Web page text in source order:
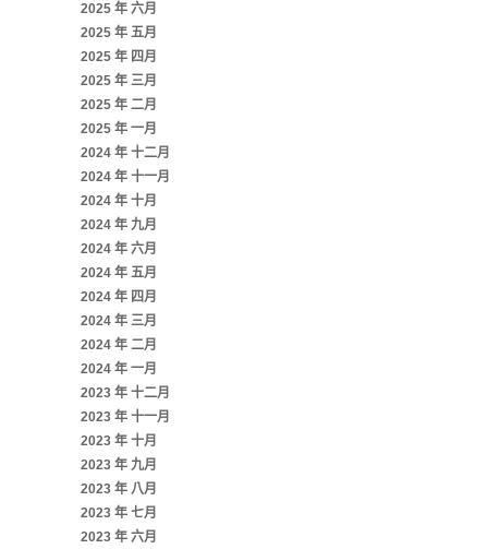
2025 年 六月
2025 年 五月
2025 年 四月
2025 年 三月
2025 年 二月
2025 年 一月
2024 年 十二月
2024 年 十一月
2024 年 十月
2024 年 九月
2024 年 六月
2024 年 五月
2024 年 四月
2024 年 三月
2024 年 二月
2024 年 一月
2023 年 十二月
2023 年 十一月
2023 年 十月
2023 年 九月
2023 年 八月
2023 年 七月
2023 年 六月